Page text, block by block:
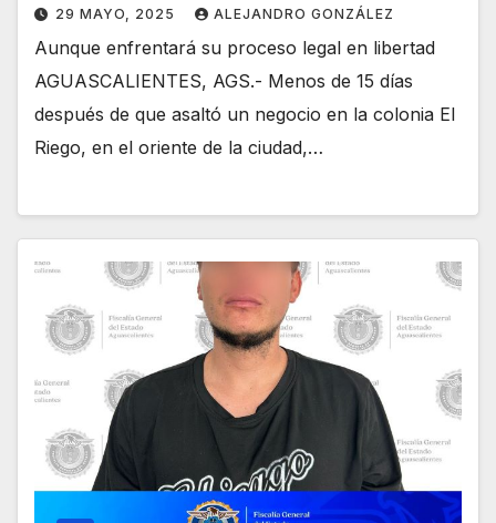
29 MAYO, 2025 ALEJANDRO GONZÁLEZ
Aunque enfrentará su proceso legal en libertad
AGUASCALIENTES, AGS.- Menos de 15 días
después de que asaltó un negocio en la colonia El
Riego, en el oriente de la ciudad,…